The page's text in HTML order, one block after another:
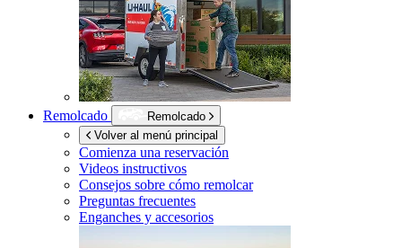
Remolcado
Remolcado
Volver al menú principal
Comienza una reservación
Videos instructivos
Consejos sobre cómo remolcar
Preguntas frecuentes
Enganches y accesorios